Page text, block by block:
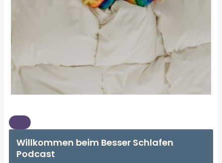
Willkommen beim Besser Schlafen
Podcast